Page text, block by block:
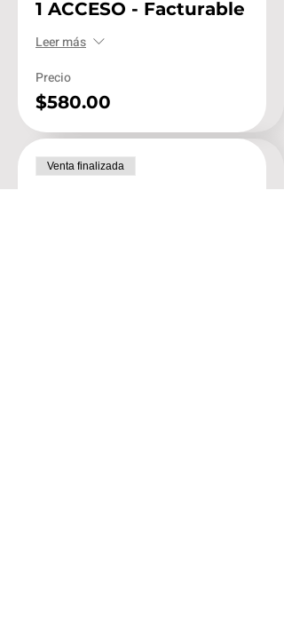
1 ACCESO - Facturable
Leer más
Precio
$580.00
Venta finalizada